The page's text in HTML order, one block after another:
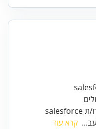
המשרד לביטחון הפנים מגייס מפתח/ת salesforce
קרא עוד